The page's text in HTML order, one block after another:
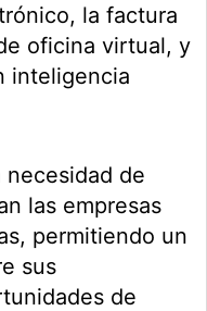
la factura
oficina virtual, y
inteligencia
necesidad de
las empresas
permitiendo un
sus
de